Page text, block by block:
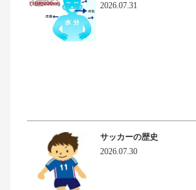
2026.07.31
サッカーの歴史
2026.07.30